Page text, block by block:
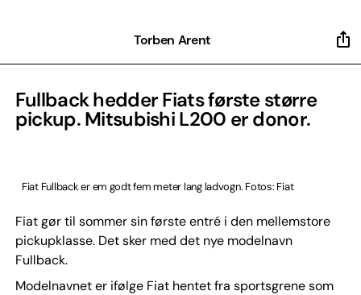
Torben Arent
Fullback hedder Fiats første større
pickup. Mitsubishi L200 er donor.
Fiat Fullback er em godt fem meter lang ladvogn. Fotos: Fiat
Fiat gør til sommer sin første entré i den mellemstore
pickupklasse. Det sker med det nye modelnavn
Fullback.
Modelnavnet er ifølge Fiat hentet fra sportsgrene som